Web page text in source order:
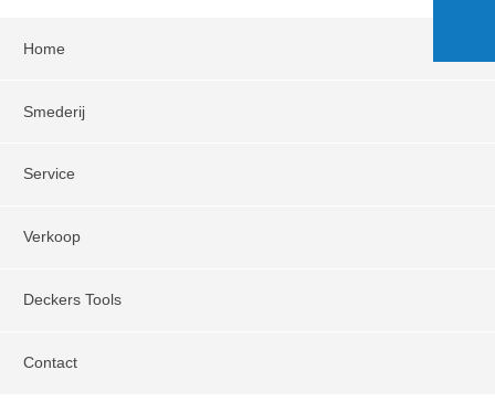
Home
Smederij
Service
Verkoop
Deckers Tools
Contact